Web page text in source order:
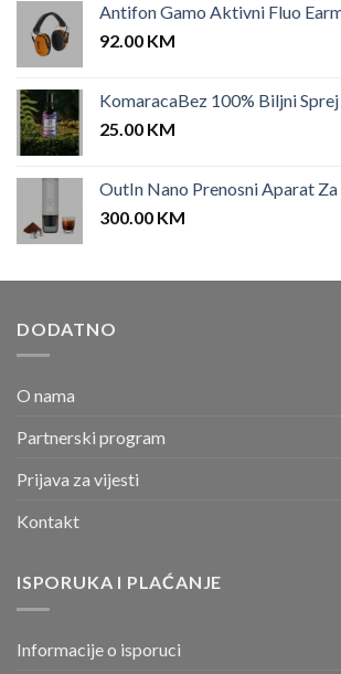
Antifon Gamo Aktivni Fluo
92.00 KM
KomaracaBez 100% Biljni
25.00 KM
OutIn Nano Prenosni Aparat
300.00 KM
DODATNO
O nama
Partnerski program
Prijava za vijesti
Kontakt
ISPORUKA I PLAĆANJE
Informacije o isporuci